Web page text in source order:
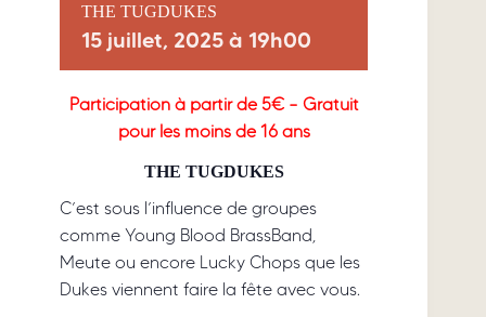
THE TUGDUKES
15 juillet, 2025 à 19h00
Participation à partir de 5€ – Gratuit
pour les moins de 16 ans
THE TUGDUKES
C’est sous l’influence de groupes
comme Young Blood BrassBand,
Meute ou encore Lucky Chops que les
Dukes viennent faire la fête avec vous.